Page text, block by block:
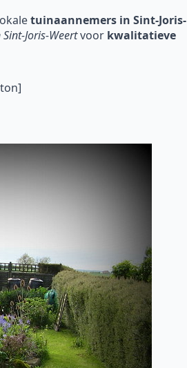
tuinaannemers in Sint-Joris-
Joris-Weertvoor kwalitatieve